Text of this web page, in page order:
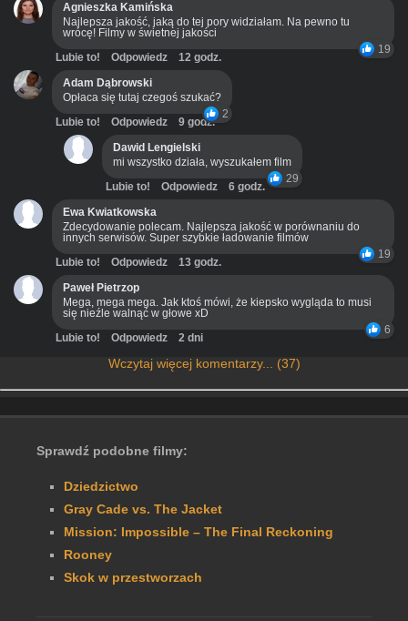
Agnieszka Kamińska
Najlepsza jakość, jaką do tej pory widziałam. Na pewno tu
wrócę! Filmy w świetnej jakości
19
Lubie to! Odpowiedz
12 godz.
Adam Dąbrowski
Opłaca się tutaj czegoś szukać?
2
Lubie to! Odpowiedz
9 godz.
Dawid Lengielski
mi wszystko działa, wyszukałem film
29
Lubie to! Odpowiedz
6 godz.
Ewa Kwiatkowska
Zdecydowanie polecam. Najlepsza jakość w porównaniu do
innych serwisów. Super szybkie ładowanie filmów
19
Lubie to! Odpowiedz
13 godz.
Paweł Pietrzop
Mega, mega mega. Jak ktoś mówi, że kiepsko wygląda to musi
się nieźle walnąć w głowe xD
6
Lubie to! Odpowiedz 2 dni
Wczytaj więcej komentarzy... (37)
Sprawdź podobne filmy:
Dziedzictwo
Gray Cade vs. The Jacket
Mission: Impossible – The Final Reckoning
Rooney
Skok w przestworzach